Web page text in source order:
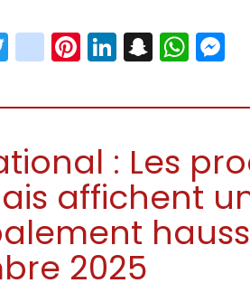
Twitter
instagram
Pinterest
LinkedIn
Snapchat
: Les
affichent
2025